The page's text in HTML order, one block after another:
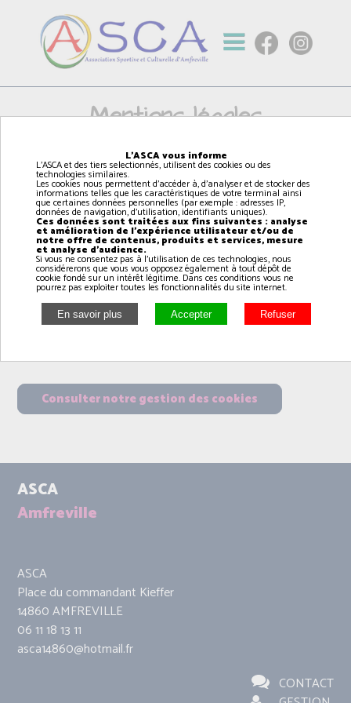
Mentions légales
Site internet de l'Association Sportive et Culturelle
d'Amfreville (ASCA), association loi 1901.
Adresse du siège social :
Place du commandant Kieffer 14860 AMFREVILLE
Tél :06 11 18 13 11
Email :asca14860@hotmail.fr
Url : asca14.fr
Président de l'Association : Gilles MARIE
Hébergement web:
Consulter notre gestion des cookies
ASCA
Amfreville
ASCA
Place du commandant Kieffer
14860 AMFREVILLE
06 11 18 13 11
asca14860@hotmail.fr
CONTACT
L'ASCA vous informe
L'ASCA et des tiers selectionnés, utilisent des cookies ou des
technologies similaires.
Les cookies nous permettent d'accéder à, d'analyser et de stocker des
informations telles que les caractéristiques de votre terminal ainsi
que certaines données personnelles (par exemple : adresses IP,
données de navigation, d'utilisation, identifiants uniques).
Ces données sont traitées aux fins suivantes : analyse
et amélioration de l'expérience utilisateur et/ou de
notre offre de contenus, produits et services, mesure
et analyse d'audience.
Si vous ne consentez pas à l'utilisation de ces technologies, nous
considérerons que vous vous opposez également à tout dépôt de
cookie fondé sur un intérêt légitime. Dans ces conditions vous ne
pourrez pas exploiter toutes les fonctionnalités du site internet.